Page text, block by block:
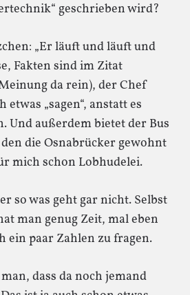
geschrieben wird?
„Er läuft und läuft und
Fakten sind im Zitat
da rein), der Chef
„sagen“, anstatt es
Und außerdem bietet der Bus
die Osnabrücker gewohnt
mich schon Lobhudelei.
so was geht gar nicht. Selbst
man genug Zeit, mal eben
ein paar Zahlen zu fragen.
dass da noch jemand